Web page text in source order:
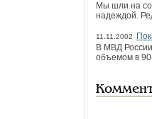
Мы шли на
надеждой.
11.11.2002
В МВД
объемом в 90